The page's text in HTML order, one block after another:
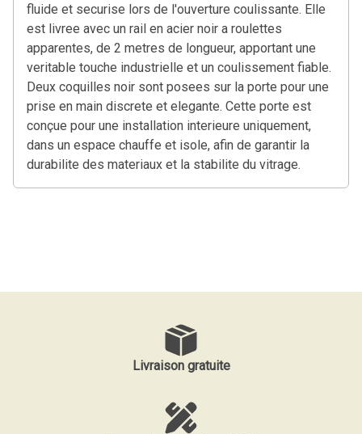
fluide et securise lors de l'ouverture coulissante. Elle
est livree avec un rail en acier noir a roulettes
apparentes, de 2 metres de longueur, apportant une
veritable touche industrielle et un coulissement fiable.
Deux coquilles noir sont posees sur la porte pour une
prise en main discrete et elegante. Cette porte est
conçue pour une installation interieure uniquement,
dans un espace chauffe et isole, afin de garantir la
durabilite des materiaux et la stabilite du vitrage.
Livraison gratuite